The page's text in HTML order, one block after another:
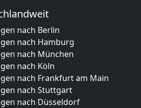
nach Berlin
nach Hamburg
nach München
nach Köln
nach Frankfurt am Main
nach Stuttgart
nach Düsseldorf